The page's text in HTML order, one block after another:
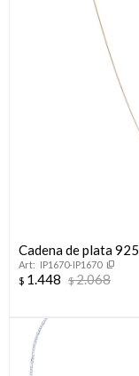
Cadena de plata
RATON.IP1670-IP1670
$ 1.448 $2.068